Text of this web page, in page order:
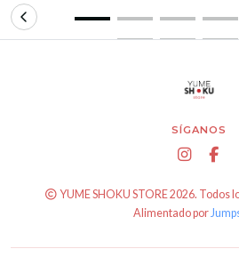
SÍGANOS
YUME SHOKU STORE 2026. Todos
Alimentado por